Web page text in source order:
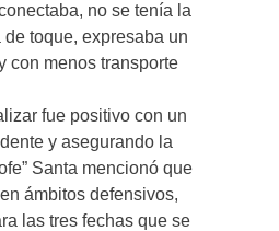
no se tenía la
toque, expresaba un
con menos transporte
fue positivo con un
y asegurando la
Santa mencionó que
ámbitos defensivos,
las tres fechas que se